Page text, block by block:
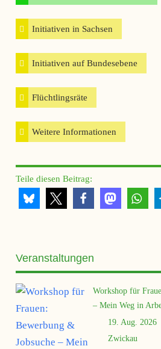
Initiativen in Sachsen
Treibhaus Döbeln e.V.
Initiativen auf Bundesebene
Flüchtlingsräte
Weitere Informationen
Teile diesen Beitrag:
Veranstaltungen
Workshop für
– Mein Weg in
19. Aug. 2026
Zwickau